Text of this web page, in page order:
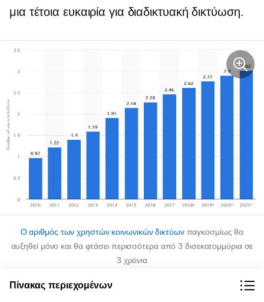
μια τέτοια ευκαιρία για διαδικτυακή δικτύωση.
Ο αριθμός των χρηστών κοινωνικών δικτύωνπαγκοσμίως θα
αυξηθεί μόνο και θα φτάσει περισσότερα από 3 δισεκατομμύρια σε
3 χρόνια
Πίνακας περιεχομένων